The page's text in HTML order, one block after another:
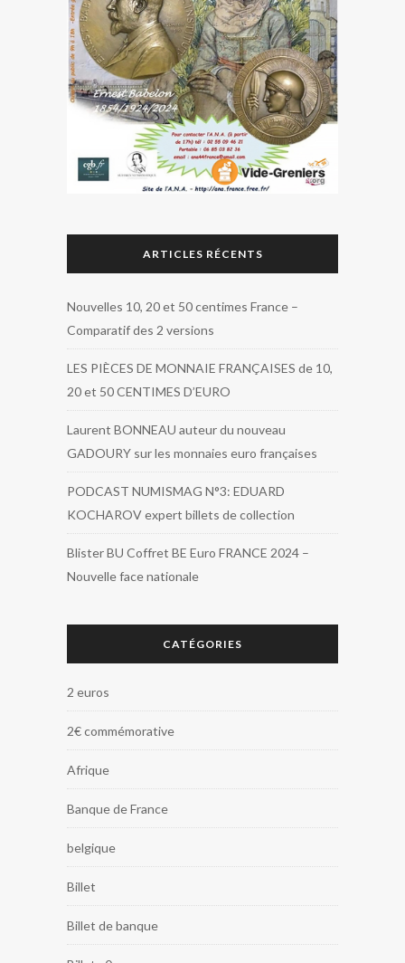
ARTICLES RÉCENTS
Nouvelles 10, 20 et 50 centimes France –
Comparatif des 2 versions
LES PIÈCES DE MONNAIE FRANÇAISES de 10,
20 et 50 CENTIMES D’EURO
Laurent BONNEAU auteur du nouveau
GADOURY sur les monnaies euro françaises
PODCAST NUMISMAG N°3: EDUARD
KOCHAROV expert billets de collection
Blister BU Coffret BE Euro FRANCE 2024 –
Nouvelle face nationale
CATÉGORIES
2 euros
2€ commémorative
Afrique
Banque de France
belgique
Billet
Billet de banque